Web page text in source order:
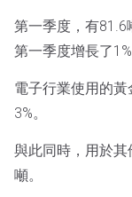
第一季度，有
第一季度增長了1%
電子行業使用的
3%。
與此同時，用於
噸。